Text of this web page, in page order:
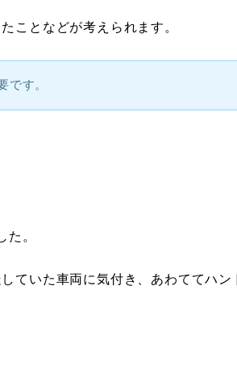
ことなどが考えられます。
です。
。
ていた車両に気付き、あわててハン